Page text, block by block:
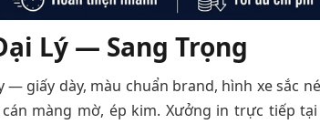
Lý — Sang Trọng
giấy dày, màu chuẩn brand, hình xe sắc
màng mờ, ép kim. Xưởng in trực tiếp tại